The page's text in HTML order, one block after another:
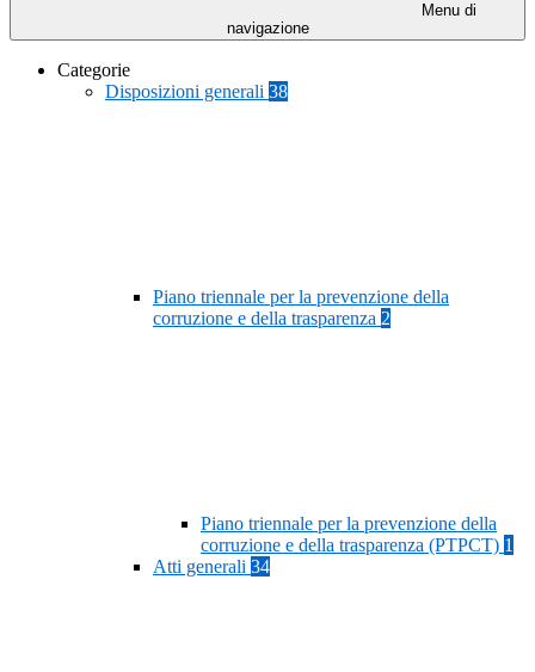
Menu di
navigazione
Categorie
Disposizioni generali 38
Piano triennale per la prevenzione della
corruzione e della trasparenza 2
Piano triennale per la prevenzione della
corruzione e della trasparenza (PTPCT) 1
Atti generali 34